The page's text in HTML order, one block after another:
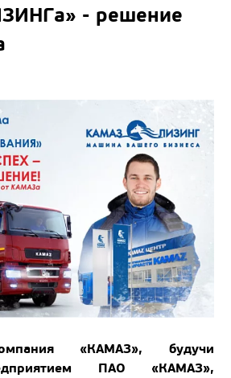
- решение
«КАМАЗ», будучи
ПАО «КАМАЗ»,